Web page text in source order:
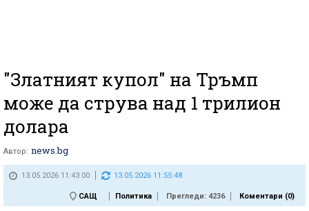
"Златният купол" на Тръмп
може да струва над 1 трилион
долара
Автор: news.bg
13.05.2026 11:43:00 13.05.2026 11:55:48
САЩ Политика Прегледи: 4236 Коментари (0)